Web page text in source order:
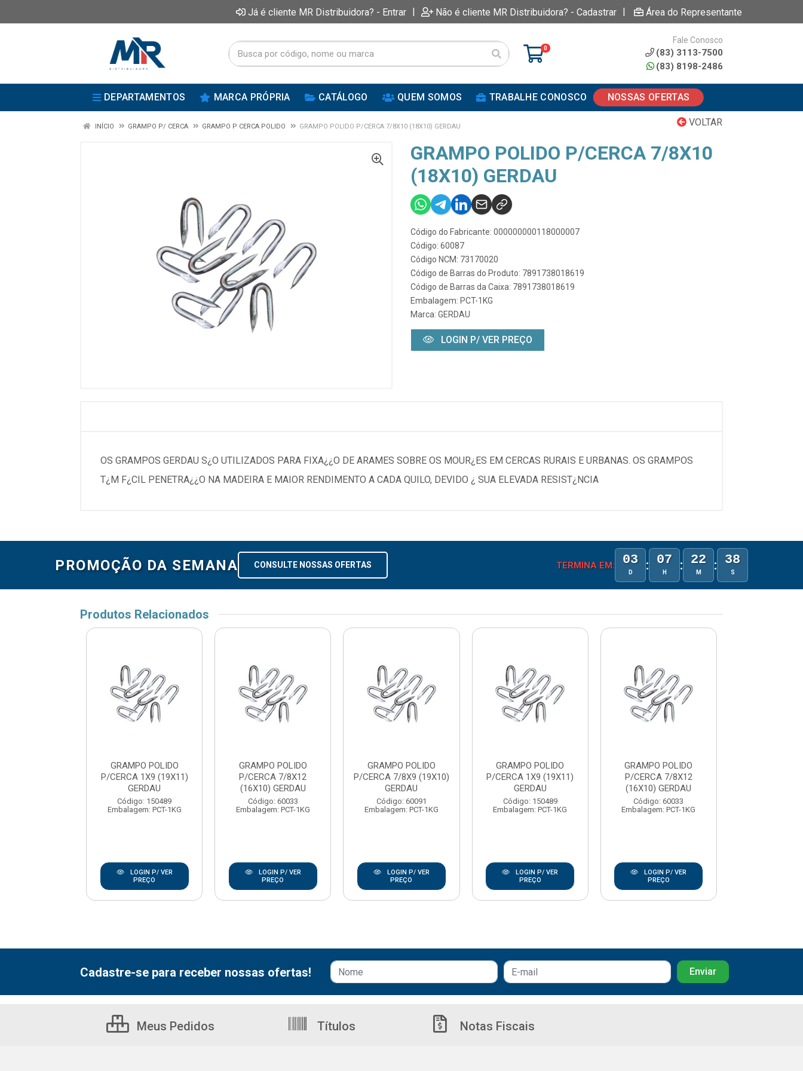
Já é cliente MR Distribuidora? - Entrar | Não é cliente MR Distribuidora? - Cadastrar | Área do Representante
0
Fale Conosco
(83) 3113-7500
(83) 8198-2486
DEPARTAMENTOS MARCA PRÓPRIA CATÁLOGO QUEM SOMOS TRABALHE CONOSCO NOSSAS OFERTAS
VOLTAR
INÍCIO GRAMPO P/ CERCA GRAMPO P CERCA POLIDO GRAMPO POLIDO P/CERCA 7/8X10 (18X10) GERDAU
GRAMPO POLIDO P/CERCA 7/8X10
(18X10) GERDAU
Código do Fabricante: 000000000118000007
Código: 60087
Código NCM: 73170020
Código de Barras do Produto: 7891738018619
Código de Barras da Caixa: 7891738018619
Embalagem: PCT-1KG
Marca: GERDAU
LOGIN P/ VER PREÇO
OS GRAMPOS GERDAU S¿O UTILIZADOS PARA FIXA¿¿O DE ARAMES SOBRE OS MOUR¿ES EM CERCAS RURAIS E URBANAS. OS GRAMPOS
T¿M F¿CIL PENETRA¿¿O NA MADEIRA E MAIOR RENDIMENTO A CADA QUILO, DEVIDO ¿ SUA ELEVADA RESIST¿NCIA
PROMOÇÃO DA SEMANA CONSULTE NOSSAS OFERTAS TERMINA EM: 03
D : 07
H : 22
M : 38
S
Produtos Relacionados
GRAMPO POLIDO
P/CERCA 1X9 (19X11)
GERDAU
Código: 150489
Embalagem: PCT-1KG
LOGIN P/ VER
PREÇO
GRAMPO POLIDO
P/CERCA 7/8X12
(16X10) GERDAU
Código: 60033
Embalagem: PCT-1KG
LOGIN P/ VER
PREÇO
GRAMPO POLIDO
P/CERCA 7/8X9 (19X10)
GERDAU
Código: 60091
Embalagem: PCT-1KG
LOGIN P/ VER
PREÇO
GRAMPO POLIDO
P/CERCA 1X9 (19X11)
GERDAU
Código: 150489
Embalagem: PCT-1KG
LOGIN P/ VER
PREÇO
GRAMPO POLIDO
P/CERCA 7/8X12
(16X10) GERDAU
Código: 60033
Embalagem: PCT-1KG
LOGIN P/ VER
PREÇO
Cadastre-se para receber nossas ofertas!
Meus Pedidos Títulos Notas Fiscais